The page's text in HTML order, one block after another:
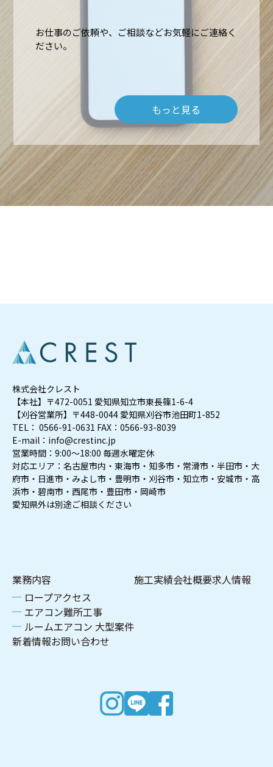
ホーム
高所作業・ロープアクセス
難所・高所・狭所エアコン工事
ルームエアコン取付 台数口
施工実績
会社概要
お仕事のご依頼や、ご相談などお気軽にご連絡く
ださい。
もっと見る
業務内容
ロープアクセス
エアコン難所工事
ルームエアコン 大型案件
施工実績会社概要求人情報
新着情報お問い合わせ
株式会社クレスト
【本社】〒472-0051 愛知県知立市東長篠1-6-4
【刈谷営業所】〒448-0044 愛知県刈谷市池田町1-852
TEL： 0566-91-0631 FAX：0566-93-8039
E-mail：info@crestinc.jp
営業時間：9:00～18:00 毎週水曜定休
対応エリア：名古屋市内・東海市・知多市・常滑市・半田市・大
府市・日進市・みよし市・豊明市・刈谷市・知立市・安城市・高
浜市・碧南市・西尾市・豊田市・岡崎市
愛知県外は別途ご相談ください